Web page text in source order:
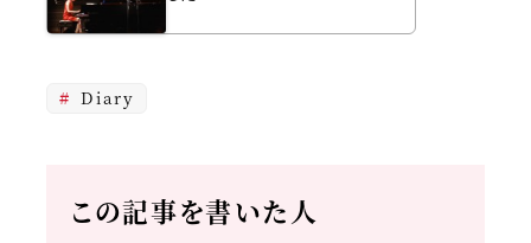
Diary
この記事を書いた人